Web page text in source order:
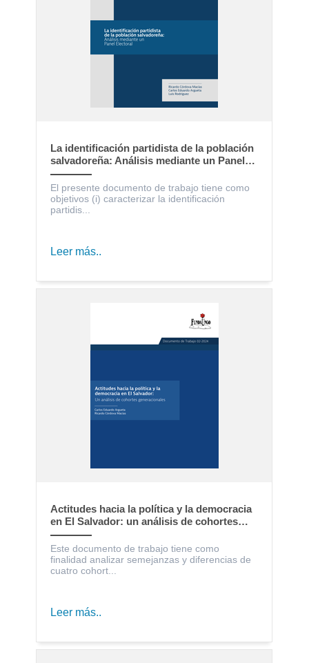
La identificación partidista de la población
salvadoreña: Análisis mediante un Panel
Electoral
El presente documento de trabajo tiene como
objetivos (i) caracterizar la identificación
partidis...
Leer más..
Actitudes hacia la política y la democracia
en El Salvador: un análisis de cohortes
generacionales
Este documento de trabajo tiene como
finalidad analizar semejanzas y diferencias de
cuatro cohort...
Leer más..